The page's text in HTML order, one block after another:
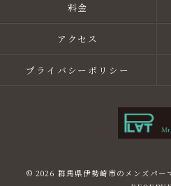
料金
アクセス
プライバシーポリシー
© 2026 群馬県伊勢崎市のメンズパ